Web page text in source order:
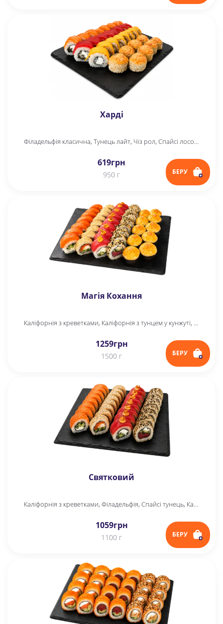
Харді
Філадельфія класична, Тунець лайт, Чіз рол, Спайсі лосось
619грн
950 г БЕРУ
Магія Кохання
Каліфорнія з креветками, Каліфорнія з тунцем у кунжуті, Спайсі тунець, Філадельфія, Yappo з тунцем, Yappo рол
1259грн
1500 г БЕРУ
Святковий
Каліфорнія з креветками, Філадельфія, Спайсі тунець, Каліфорнія з тунцем в кунжуті
1059грн
1100 г БЕРУ